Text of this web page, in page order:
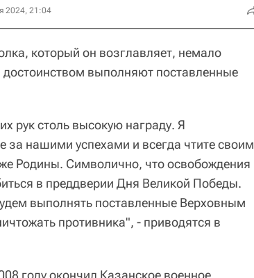
2024, 21:04
который он возглавляет, немало
достоинством выполняют поставленные
рук столь высокую награду. Я
за нашими успехами и всегда чтите своим
Родины. Символично, что освобождения
в преддверии Дня Великой Победы.
выполнять поставленные Верховным
противника", - приводятся в
году окончил Казанское военное